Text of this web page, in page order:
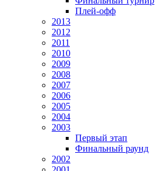
Плей-офф
2013
2012
2011
2010
2009
2008
2007
2006
2005
2004
2003
Первый этап
Финальный раунд
2002